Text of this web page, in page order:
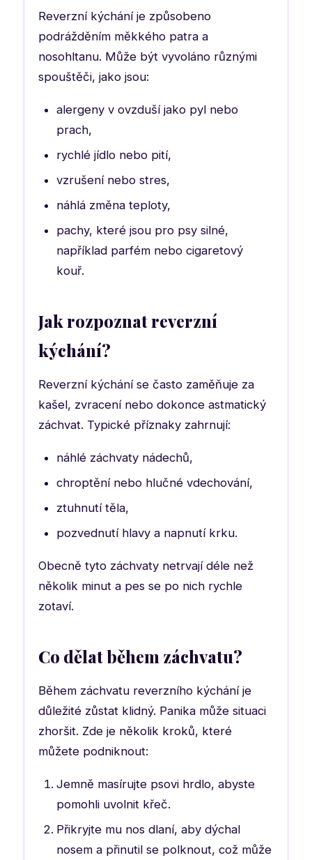
Reverzní kýchání je způsobeno
podrážděním měkkého patra a
nosohltanu. Může být vyvoláno různými
spouštěči, jako jsou:
alergeny v ovzduší jako pyl nebo
prach,
rychlé jídlo nebo pití,
vzrušení nebo stres,
náhlá změna teploty,
pachy, které jsou pro psy silné,
například parfém nebo cigaretový
kouř.
Jak rozpoznat reverzní
kýchání?
Reverzní kýchání se často zaměňuje za
kašel, zvracení nebo dokonce astmatický
záchvat. Typické příznaky zahrnují:
náhlé záchvaty nádechů,
chroptění nebo hlučné vdechování,
ztuhnutí těla,
pozvednutí hlavy a napnutí krku.
Obecně tyto záchvaty netrvají déle než
několik minut a pes se po nich rychle
zotaví.
Co dělat během záchvatu?
Během záchvatu reverzního kýchání je
důležité zůstat klidný. Panika může situaci
zhoršit. Zde je několik kroků, které
můžete podniknout:
Jemně masírujte psovi hrdlo, abyste
pomohli uvolnit křeč.
Přikryjte mu nos dlaní, aby dýchal
nosem a přinutil se polknout, což může